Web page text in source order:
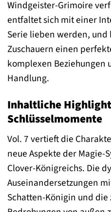
Windgeister-Grimoire
entfaltet sich mit einer
Serie lieben werden,
Zuschauern einen
komplexen Beziehungen
Handlung.
Inhaltliche
Schlüsselmomente
Vol. 7 vertieft die
neue Aspekte der
Clover-Königreichs. Die
Auseinandersetzungen
Schatten-Königin und